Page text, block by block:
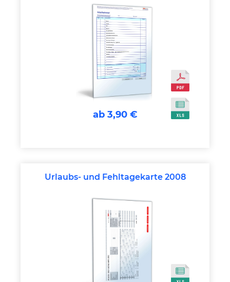
ab 3,90 €
Urlaubs- und Fehltagekarte 2008